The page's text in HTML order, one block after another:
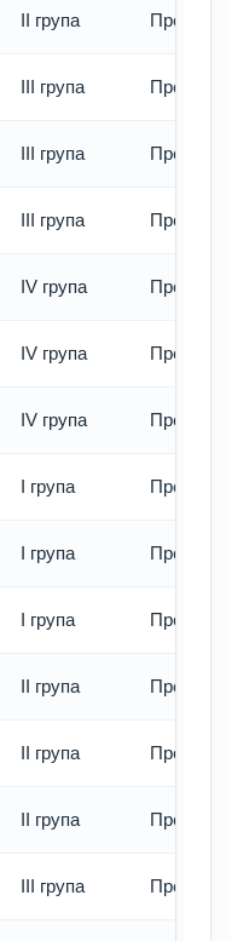
II група Превод -
III група Превод -
III група Превод -
III група Превод -
IV група Превод -
IV група Превод -
IV група Превод -
I група Превод -
I група Превод -
I група Превод -
II група Превод -
II група Превод -
II група Превод -
III група Превод -